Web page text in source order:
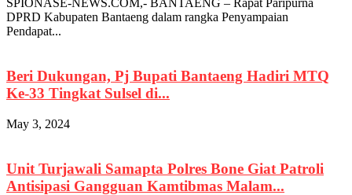
SPIONASE-NEWS.COM,- BANTAENG – Rapat Paripurna
DPRD Kabupaten Bantaeng dalam rangka Penyampaian
Pendapat...
Beri Dukungan, Pj Bupati Bantaeng Hadiri MTQ
Ke-33 Tingkat Sulsel di...
May 3, 2024
Unit Turjawali Samapta Polres Bone Giat Patroli
Antisipasi Gangguan Kamtibmas Malam...